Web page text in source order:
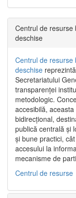
Centrul de
deschise
Centrul de
deschise
Secretariatului
transparenței
metodologic.
accesibilă,
bidirecțional,
publică centrală și
și bune practici,
accesului la
mecanisme de
Centrul de resurse